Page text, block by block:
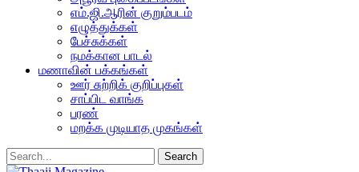
எம்.ஜி.ஆரின் குறும்படம்
எழுத்துக்கள்
பேச்சுக்கள்
நமக்கான பாடல்
மணாவின் பக்கங்கள்
ஊர் சுற்றிக் குறிப்புகள்
சாப்பிட வாங்க
பரண்
மறக்க முடியாத முகங்கள்